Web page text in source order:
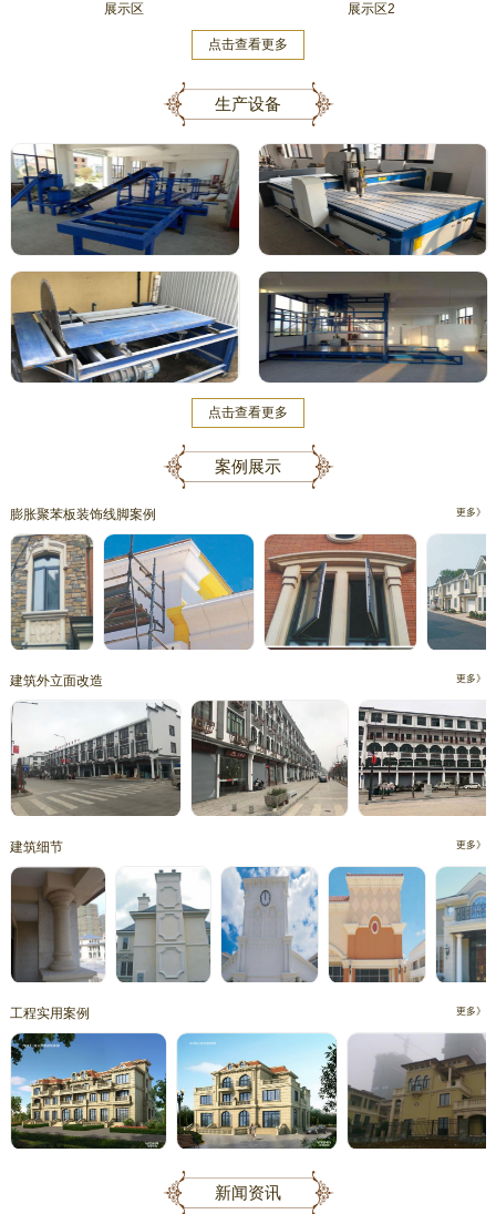
展示区 展示区2
点击查看更多
生产设备
点击查看更多
案例展示
膨胀聚苯板装饰线脚案例 更多》
建筑外立面改造 更多》
建筑细节 更多》
工程实用案例 更多》
新闻资讯